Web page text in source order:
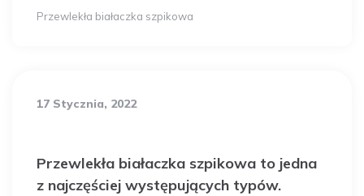
Przewlekła białaczka szpikowa
17 Stycznia, 2022
Przewlekła białaczka szpikowa to jedna
z najczęściej występujących typów.